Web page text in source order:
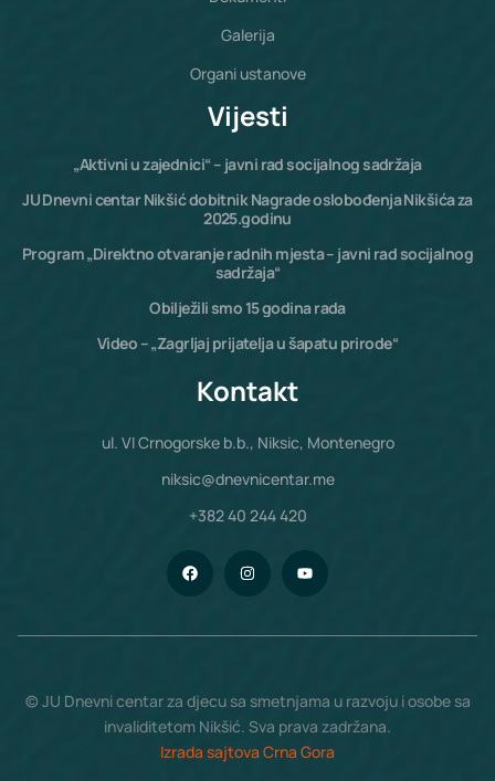
Galerija
Organi ustanove
Vijesti
„Aktivni u zajednici“ – javni rad socijalnog sadržaja
JU Dnevni centar Nikšić dobitnik Nagrade oslobođenja Nikšića za
2025.godinu
Program „Direktno otvaranje radnih mjesta – javni rad socijalnog
sadržaja“
Obilježili smo 15 godina rada
Video – „Zagrljaj prijatelja u šapatu prirode“
Kontakt
ul. VI Crnogorske b.b., Niksic, Montenegro
niksic@dnevnicentar.me
+382 40 244 420
© JU Dnevni centar za djecu sa smetnjama u razvoju i osobe sa
invaliditetom Nikšić. Sva prava zadržana.
Izrada sajtova Crna Gora